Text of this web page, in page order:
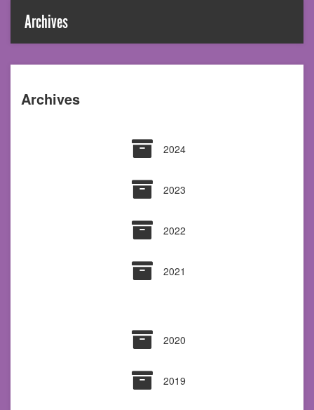
Archives
Archives
Archives 2024
2024
Archives 2023
2023
Archives 2022
2022
Archives 2021
2021
Archives 2020
2020
Archives 2019
2019